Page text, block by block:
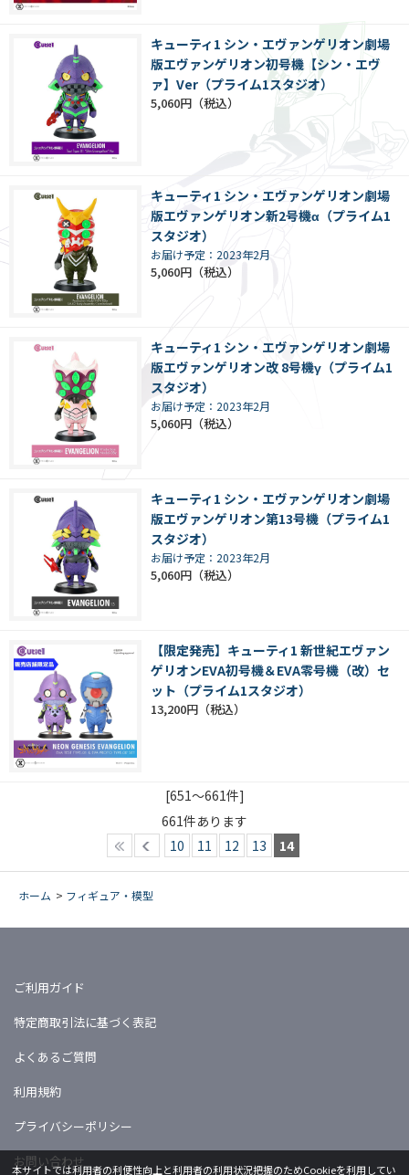
キューティ1 シン・エヴァンゲリオン劇場
版エヴァンゲリオン初号機【シン・エヴ
ァ】Ver（プライム1スタジオ）
5,060円
キューティ1 シン・エヴァンゲリオン劇場
版エヴァンゲリオン新2号機α（プライム1
スタジオ）
お届け予定：2023年2月
5,060円
キューティ1 シン・エヴァンゲリオン劇場
版エヴァンゲリオン改 8号機γ（プライム1
スタジオ）
お届け予定：2023年2月
5,060円
キューティ1 シン・エヴァンゲリオン劇場
版エヴァンゲリオン第13号機（プライム1
スタジオ）
お届け予定：2023年2月
5,060円
【限定発売】キューティ1 新世紀エヴァン
ゲリオンEVA初号機＆EVA零号機（改）セ
ット（プライム1スタジオ）
13,200円
[651～661件]
661件あります
10
11 12 13 14
ホーム > フィギュア・模型
ご利用ガイド
特定商取引法に基づく表記
よくあるご質問
利用規約
プライバシーポリシー
お問い合わせ
本サイトでは利用者の利便性向上と利用者の利用状況把握のためCookieを利用してい